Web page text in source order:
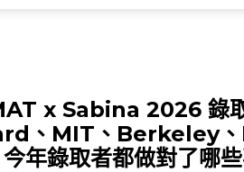
x Sabina 2026 錄
、MIT、Berkeley、
年錄取者都做對了哪些